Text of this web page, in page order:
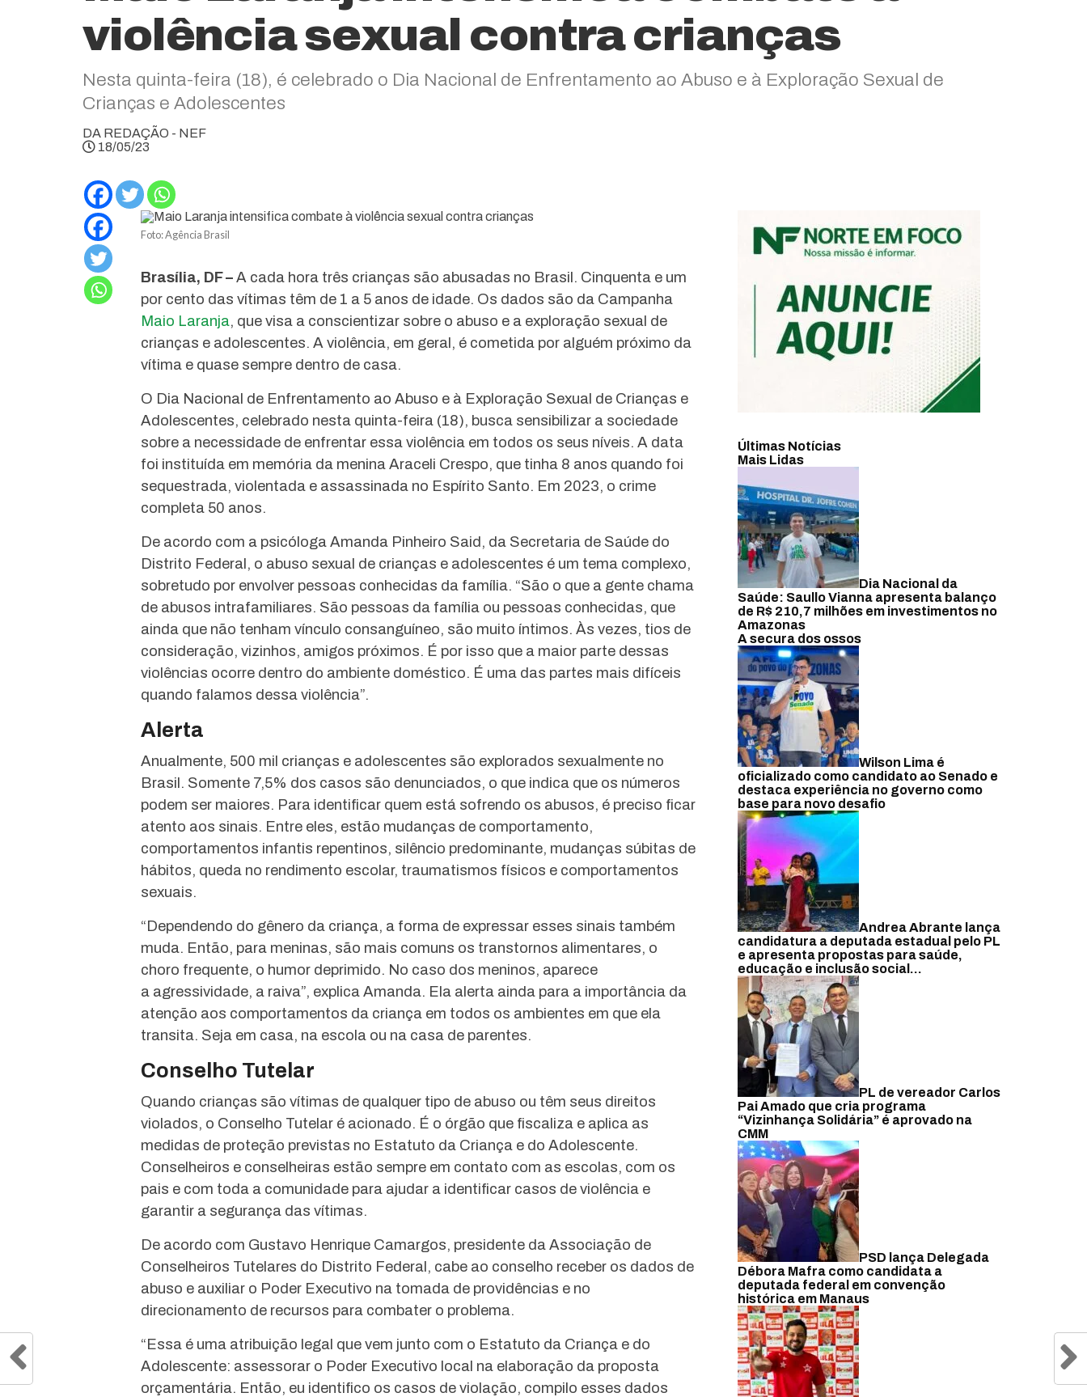
violência sexual contra crianças
Nesta quinta-feira (18), é celebrado o Dia Nacional de Enfrentamento ao Abuso e à Exploração Sexual de
Crianças e Adolescentes
DA REDAÇÃO - NEF
18/05/23
Foto: Agência Brasil
Brasília, DF – A cada hora três crianças são abusadas no Brasil. Cinquenta e um
por cento das vítimas têm de 1 a 5 anos de idade. Os dados são da Campanha
Maio Laranja, que visa a conscientizar sobre o abuso e a exploração sexual de
crianças e adolescentes. A violência, em geral, é cometida por alguém próximo da
vítima e quase sempre dentro de casa.
O Dia Nacional de Enfrentamento ao Abuso e à Exploração Sexual de Crianças e
Adolescentes, celebrado nesta quinta-feira (18), busca sensibilizar a sociedade
sobre a necessidade de enfrentar essa violência em todos os seus níveis. A data
foi instituída em memória da menina Araceli Crespo, que tinha 8 anos quando foi
sequestrada, violentada e assassinada no Espírito Santo. Em 2023, o crime
completa 50 anos.
De acordo com a psicóloga Amanda Pinheiro Said, da Secretaria de Saúde do
Distrito Federal, o abuso sexual de crianças e adolescentes é um tema complexo,
sobretudo por envolver pessoas conhecidas da família. “São o que a gente chama
de abusos intrafamiliares. São pessoas da família ou pessoas conhecidas, que
ainda que não tenham vínculo consanguíneo, são muito íntimos. Às vezes, tios de
consideração, vizinhos, amigos próximos. É por isso que a maior parte dessas
violências ocorre dentro do ambiente doméstico. É uma das partes mais difíceis
quando falamos dessa violência”.
Alerta
Anualmente, 500 mil crianças e adolescentes são explorados sexualmente no
Brasil. Somente 7,5% dos casos são denunciados, o que indica que os números
podem ser maiores. Para identificar quem está sofrendo os abusos, é preciso ficar
atento aos sinais. Entre eles, estão mudanças de comportamento,
comportamentos infantis repentinos, silêncio predominante, mudanças súbitas de
hábitos, queda no rendimento escolar, traumatismos físicos e comportamentos
sexuais.
“Dependendo do gênero da criança, a forma de expressar esses sinais também
muda. Então, para meninas, são mais comuns os transtornos alimentares, o
choro frequente, o humor deprimido. No caso dos meninos, aparece
a agressividade, a raiva”, explica Amanda. Ela alerta ainda para a importância da
atenção aos comportamentos da criança em todos os ambientes em que ela
transita. Seja em casa, na escola ou na casa de parentes.
Conselho Tutelar
Quando crianças são vítimas de qualquer tipo de abuso ou têm seus direitos
violados, o Conselho Tutelar é acionado. É o órgão que fiscaliza e aplica as
medidas de proteção previstas no Estatuto da Criança e do Adolescente.
Conselheiros e conselheiras estão sempre em contato com as escolas, com os
pais e com toda a comunidade para ajudar a identificar casos de violência e
garantir a segurança das vítimas.
De acordo com Gustavo Henrique Camargos, presidente da Associação de
Conselheiros Tutelares do Distrito Federal, cabe ao conselho receber os dados de
abuso e auxiliar o Poder Executivo na tomada de providências e no
direcionamento de recursos para combater o problema.
“Essa é uma atribuição legal que vem junto com o Estatuto da Criança e do
Adolescente: assessorar o Poder Executivo local na elaboração da proposta
orçamentária. Então, eu identifico os casos de violação, compilo esses dados
Últimas Notícias
Mais Lidas
Dia Nacional da
Saúde: Saullo Vianna apresenta balanço
de R$ 210,7 milhões em investimentos no
Amazonas
A secura dos ossos
Wilson Lima é
oficializado como candidato ao Senado e
destaca experiência no governo como
base para novo desafio
Andrea Abrante lança
candidatura a deputada estadual pelo PL
e apresenta propostas para saúde,
educação e inclusão social...
PL de vereador Carlos
Pai Amado que cria programa
“Vizinhança Solidária” é aprovado na
CMM
PSD lança Delegada
Débora Mafra como candidata a
deputada federal em convenção
histórica em Manaus